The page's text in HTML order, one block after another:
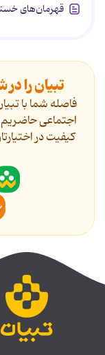
قهرمان‌های
تبیان را
فاصله شما با
اجتماعی حاضریم
کیفیت در